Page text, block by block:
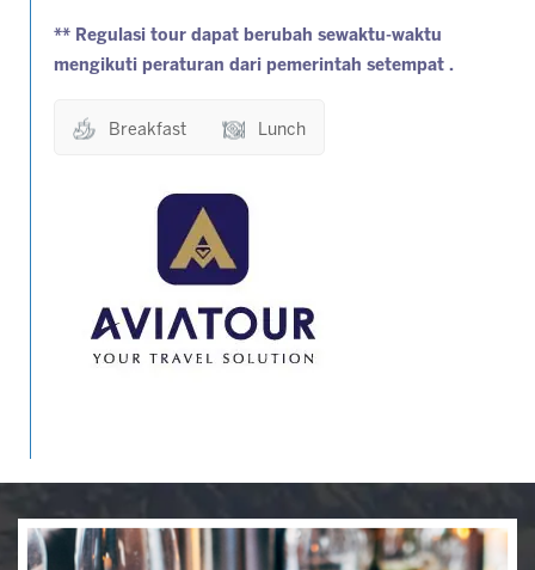
** Regulasi tour dapat berubah sewaktu-waktu
mengikuti peraturan dari pemerintah setempat .
Breakfast Lunch